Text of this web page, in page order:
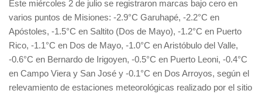
Este miércoles 2 de julio se registraron marcas bajo cero en
varios puntos de Misiones: -2.9°C Garuhapé, -2.2°C en
Apóstoles, -1.5°C en Saltito (Dos de Mayo), -1.2°C en Puerto
Rico, -1.1°C en Dos de Mayo, -1.0°C en Aristóbulo del Valle,
-0.6°C en Bernardo de Irigoyen, -0.5°C en Puerto Leoni, -0.4°C
en Campo Viera y San José y -0.1°C en Dos Arroyos, según el
relevamiento de estaciones meteorológicas realizado por el sitio